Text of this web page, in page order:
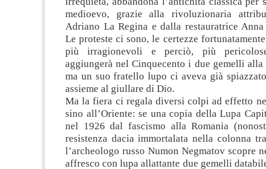
medioevo, grazie alla rivoluzionaria
Adriano La Regina e dalla restauratrice
Le proteste ci sono, le certezze
più irragionevoli e perciò, più
aggiungerà nel Cinquecento i due gemelli
ma un suo fratello lupo ci aveva già
assieme al giullare di Dio.
Ma la fiera ci regala diversi colpi ad effetto
sino all’Oriente: se una copia della Lupa
nel 1926 dal fascismo alla Romania
resistenza dacia immortalata nella colonna
l’archeologo russo Numon Negmatov scopre
affresco con lupa allattante due gemelli